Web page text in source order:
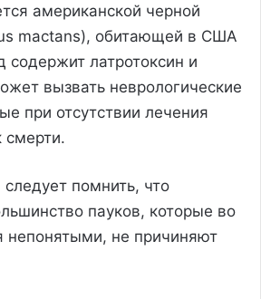
американской черной
mactans), обитающей в США
содержит латротоксин и
вызвать неврологические
при отсутствии лечения
смерти.
помнить, что
пауков, которые во
непонятыми, не причиняют